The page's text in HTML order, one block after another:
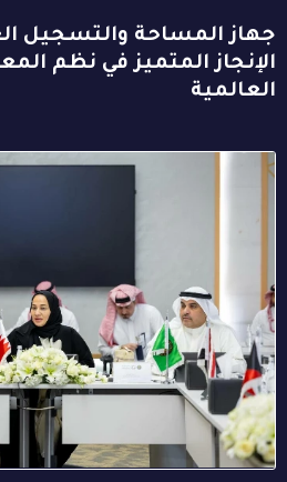
جهاز المساحة والتسجيل
الإنجاز المتميز في نظم
العالمية